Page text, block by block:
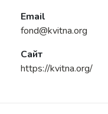
Email
fond@kvitna.org
Сайт
https://kvitna.org/